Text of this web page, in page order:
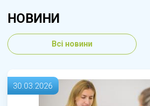
НОВИНИ
Всі новини
30.03.2026